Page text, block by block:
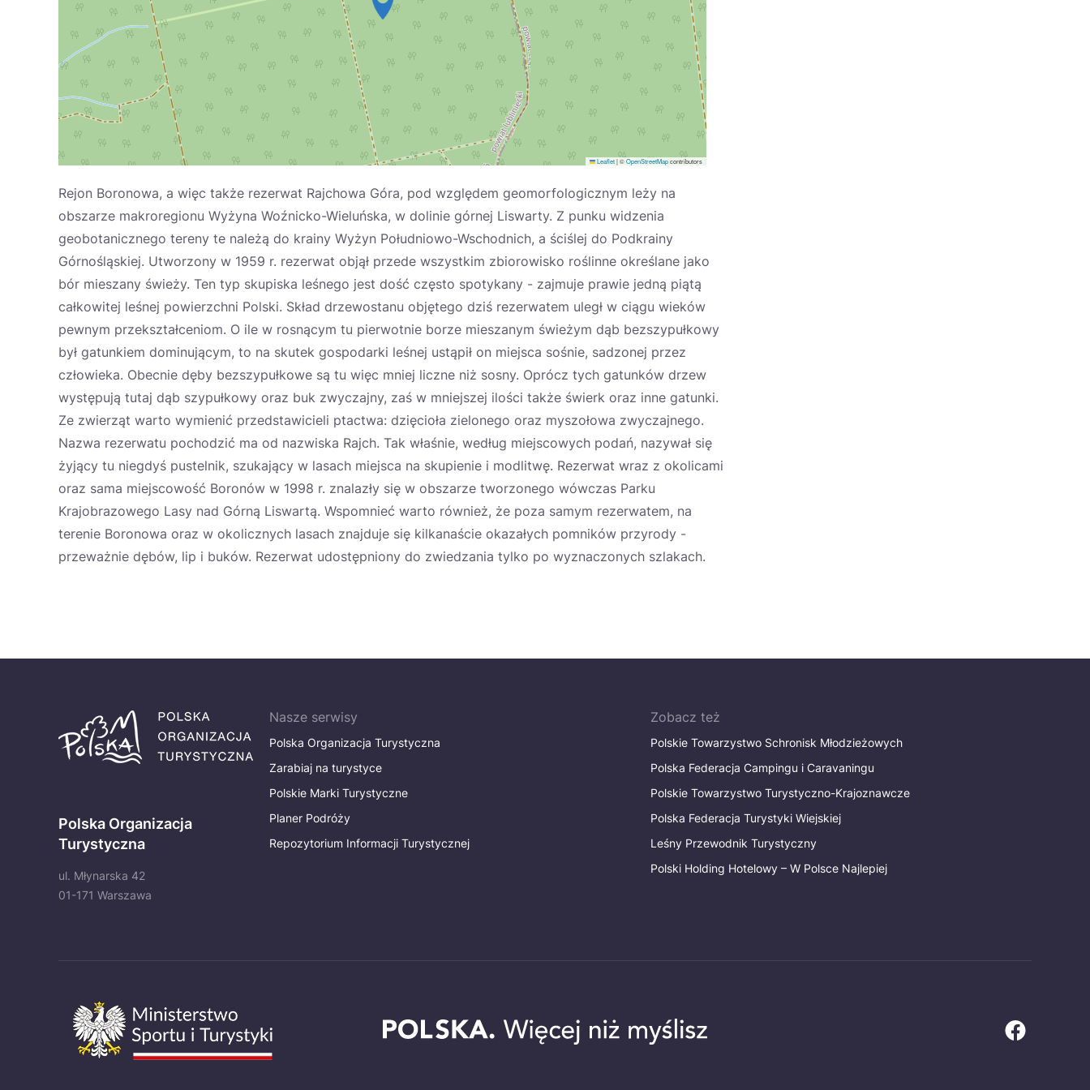
Leaflet|©OpenStreetMapcontributors
Rejon Boronowa, a więc także rezerwat Rajchowa Góra, pod względem geomorfologicznym leży na
obszarze makroregionu Wyżyna Woźnicko-Wieluńska, w dolinie górnej Liswarty. Z punku widzenia
geobotanicznego tereny te należą do krainy Wyżyn Południowo-Wschodnich, a ściślej do Podkrainy
Górnośląskiej. Utworzony w 1959 r. rezerwat objął przede wszystkim zbiorowisko roślinne określane jako
bór mieszany świeży. Ten typ skupiska leśnego jest dość często spotykany - zajmuje prawie jedną piątą
całkowitej leśnej powierzchni Polski. Skład drzewostanu objętego dziś rezerwatem uległ w ciągu wieków
pewnym przekształceniom. O ile w rosnącym tu pierwotnie borze mieszanym świeżym dąb bezszypułkowy
był gatunkiem dominującym, to na skutek gospodarki leśnej ustąpił on miejsca sośnie, sadzonej przez
człowieka. Obecnie dęby bezszypułkowe są tu więc mniej liczne niż sosny. Oprócz tych gatunków drzew
występują tutaj dąb szypułkowy oraz buk zwyczajny, zaś w mniejszej ilości także świerk oraz inne gatunki.
Ze zwierząt warto wymienić przedstawicieli ptactwa: dzięcioła zielonego oraz myszołowa zwyczajnego.
Nazwa rezerwatu pochodzić ma od nazwiska Rajch. Tak właśnie, według miejscowych podań, nazywał się
żyjący tu niegdyś pustelnik, szukający w lasach miejsca na skupienie i modlitwę. Rezerwat wraz z okolicami
oraz sama miejscowość Boronów w 1998 r. znalazły się w obszarze tworzonego wówczas Parku
Krajobrazowego Lasy nad Górną Liswartą. Wspomnieć warto również, że poza samym rezerwatem, na
terenie Boronowa oraz w okolicznych lasach znajduje się kilkanaście okazałych pomników przyrody -
przeważnie dębów, lip i buków. Rezerwat udostępniony do zwiedzania tylko po wyznaczonych szlakach.
Polska Organizacja
Turystyczna
ul. Młynarska 42
01-171 Warszawa
Nasze serwisy
Polska Organizacja Turystyczna
Zarabiaj na turystyce
Polskie Marki Turystyczne
Planer Podróży
Repozytorium Informacji Turystycznej
Zobacz też
Polskie Towarzystwo Schronisk Młodzieżowych
Polska Federacja Campingu i Caravaningu
Polskie Towarzystwo Turystyczno-Krajoznawcze
Polska Federacja Turystyki Wiejskiej
Leśny Przewodnik Turystyczny
Polski Holding Hotelowy – W Polsce Najlepiej